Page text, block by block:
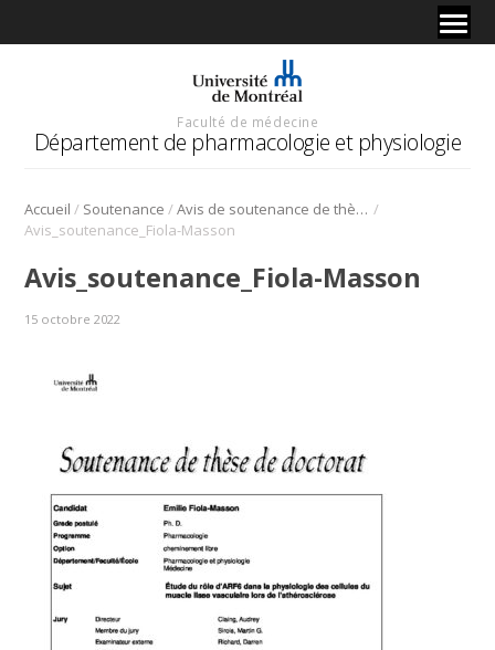
Faculté de médecine
Département de pharmacologie et physiologie
Accueil / Soutenance / Avis de soutenance de thèse de doctorat Département de pharmacologie et de physiologie 27 octobre 2022 /
Avis_soutenance_Fiola-Masson
Avis_soutenance_Fiola-Masson
15 octobre 2022